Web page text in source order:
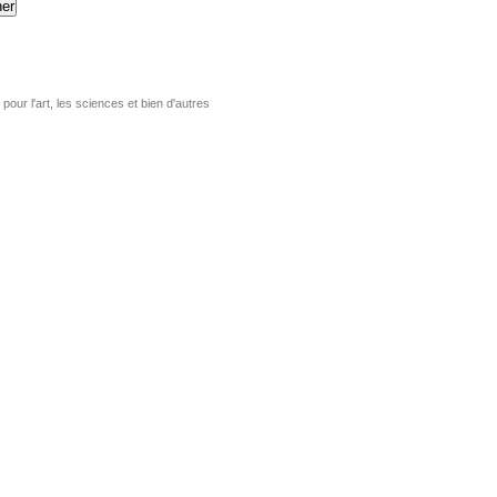
pour l'art, les sciences et bien d'autres